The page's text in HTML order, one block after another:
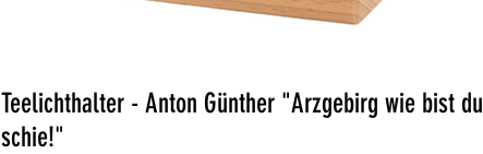
Schnellansicht
Teelichthalter - Anton Günther "Arzgebirg wie bist du
schie!"